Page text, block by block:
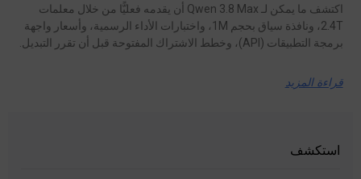
اكتشف ما يمكن لـ Qwen 3.8 Max أن يقدمه فعليًّا من خلال معلمات
2.4T، ونافذة سياق بحجم 1M، واختبارات الأداء الرسمية، وأسعار واجهة
برمجة التطبيقات (API)، وخطط الاشتراك المفتوحة قبل أن تقرر التبديل.
قراءة المزيد
استكشف